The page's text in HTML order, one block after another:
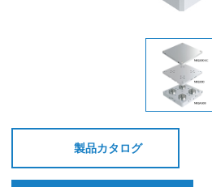
製品カタログ